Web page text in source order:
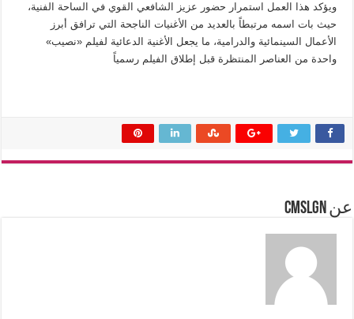
ويؤكد هذا العمل استمرار حضور عزيز الشافعي القوي في الساحة الفنية،
حيث بات اسمه مرتبطاً بالعديد من الأغنيات الناجحة التي ترافق أبرز
الأعمال السينمائية والدرامية، ما يجعل الأغنية الدعائية لفيلم «نصيب»
واحدة من العناصر المنتظرة قبل إطلاق الفيلم رسمياً
عن cmslgn